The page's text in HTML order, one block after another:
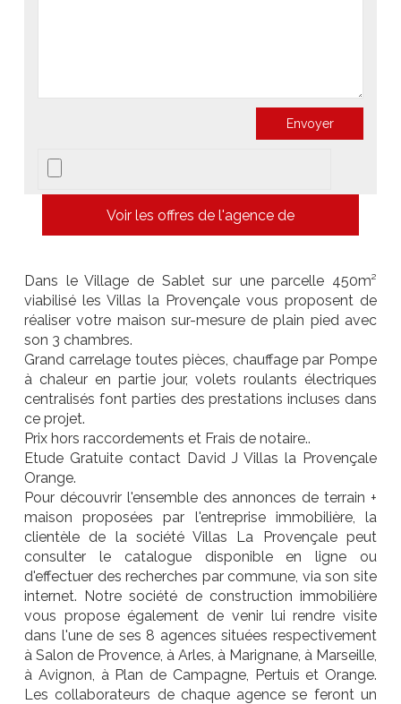
Voir les offres de l'agence de
Dans le Village de Sablet sur une parcelle 450m²
viabilisé les Villas la Provençale vous proposent de
réaliser votre maison sur-mesure de plain pied avec
son 3 chambres.
Grand carrelage toutes pièces, chauffage par Pompe
à chaleur en partie jour, volets roulants électriques
centralisés font parties des prestations incluses dans
ce projet.
Prix hors raccordements et Frais de notaire..
Etude Gratuite contact David J Villas la Provençale
Orange.
Pour découvrir l'ensemble des annonces de terrain +
maison proposées par l'entreprise immobilière, la
clientèle de la société Villas La Provençale peut
consulter le catalogue disponible en ligne ou
d'effectuer des recherches par commune, via son site
internet. Notre société de construction immobilière
vous propose également de venir lui rendre visite
dans l'une de ses 8 agences situées respectivement
à Salon de Provence, à Arles, à Marignane, à Marseille,
à Avignon, à Plan de Campagne, Pertuis et Orange.
Les collaborateurs de chaque agence se feront un